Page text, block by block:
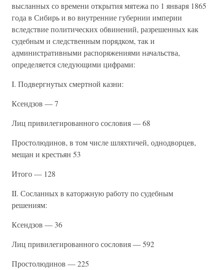
высланных со времени открытия мятежа по 1 января 1865
года в Сибирь и во внутренние губернии империи
вследствие политических обвинений, разрешенных как
судебным и следственным порядком, так и
административными распоряжениями начальства,
определяется следующими цифрами:
I. Подвергнутых смертной казни:
Ксендзов — 7
Лиц привилегированного сословия — 68
Простолюдинов, в том числе шляхтичей, однодворцев,
мещан и крестьян 53
Итого — 128
II. Сосланных в каторжную работу по судебным
решениям:
Ксендзов — 36
Лиц привилегированного сословия — 592
Простолюдинов — 225